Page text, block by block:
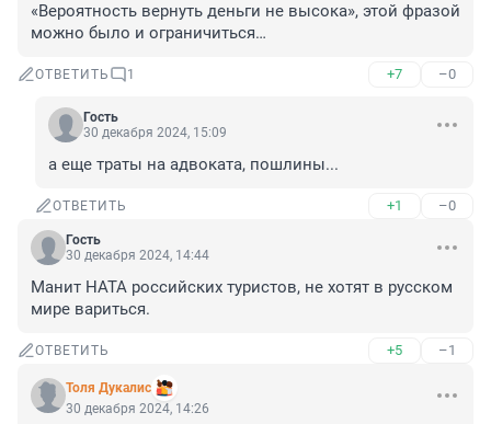
«Вероятность вернуть деньги не высока», этой фразой
можно было и ограничиться…
ОТВЕТИТЬ 1 +7 –0
Гость
30 декабря 2024, 15:09
а еще траты на адвоката, пошлины...
ОТВЕТИТЬ +1 –0
Гость
30 декабря 2024, 14:44
Манит НАТА российских туристов, не хотят в русском
мире вариться.
ОТВЕТИТЬ +5 –1
Толя Дукалис
30 декабря 2024, 14:26